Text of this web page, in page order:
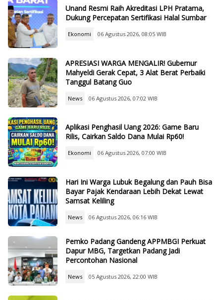
Unand Resmi Raih Akreditasi LPH Pratama,
Dukung Percepatan Sertifikasi Halal Sumbar
Ekonomi 06 Agustus 2026, 08:05 WIB
APRESIASI WARGA MENGALIR! Gubernur
Mahyeldi Gerak Cepat, 3 Alat Berat Perbaiki
Tanggul Batang Guo
News 06 Agustus 2026, 07:02 WIB
Aplikasi Penghasil Uang 2026: Game Baru
Rilis, Cairkan Saldo Dana Mulai Rp60!
Ekonomi 06 Agustus 2026, 07:00 WIB
Hari Ini Warga Lubuk Begalung dan Pauh Bisa
Bayar Pajak Kendaraan Lebih Dekat Lewat
Samsat Keliling
News 06 Agustus 2026, 06:16 WIB
Pemko Padang Gandeng APPMBGI Perkuat
Dapur MBG, Targetkan Padang Jadi
Percontohan Nasional
News 05 Agustus 2026, 22:00 WIB